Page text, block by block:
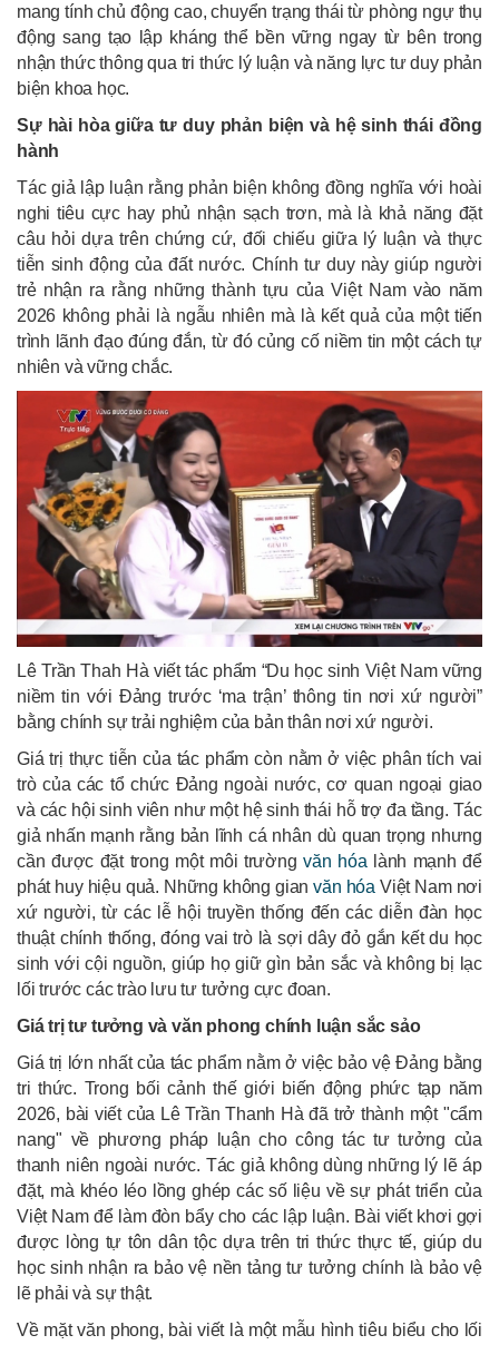
mang tính chủ động cao, chuyển trạng thái từ phòng ngự thụ
động sang tạo lập kháng thể bền vững ngay từ bên trong
nhận thức thông qua tri thức lý luận và năng lực tư duy phản
biện khoa học.
Sự hài hòa giữa tư duy phản biện và hệ sinh thái đồng
hành
Tác giả lập luận rằng phản biện không đồng nghĩa với hoài
nghi tiêu cực hay phủ nhận sạch trơn, mà là khả năng đặt
câu hỏi dựa trên chứng cứ, đối chiếu giữa lý luận và thực
tiễn sinh động của đất nước. Chính tư duy này giúp người
trẻ nhận ra rằng những thành tựu của Việt Nam vào năm
2026 không phải là ngẫu nhiên mà là kết quả của một tiến
trình lãnh đạo đúng đắn, từ đó củng cố niềm tin một cách tự
nhiên và vững chắc.
Lê Trần Thah Hà viết tác phẩm “Du học sinh Việt Nam vững
niềm tin với Đảng trước ‘ma trận’ thông tin nơi xứ người”
bằng chính sự trải nghiệm của bản thân nơi xứ người.
Giá trị thực tiễn của tác phẩm còn nằm ở việc phân tích vai
trò của các tổ chức Đảng ngoài nước, cơ quan ngoại giao
và các hội sinh viên như một hệ sinh thái hỗ trợ đa tầng. Tác
giả nhấn mạnh rằng bản lĩnh cá nhân dù quan trọng nhưng
cần được đặt trong một môi trườngvăn hóa lành mạnh để
phát huy hiệu quả. Những không gianvăn hóa Việt Nam nơi
xứ người, từ các lễ hội truyền thống đến các diễn đàn học
thuật chính thống, đóng vai trò là sợi dây đỏ gắn kết du học
sinh với cội nguồn, giúp họ giữ gìn bản sắc và không bị lạc
lối trước các trào lưu tư tưởng cực đoan.
Giá trị tư tưởng và văn phong chính luận sắc sảo
Giá trị lớn nhất của tác phẩm nằm ở việc bảo vệ Đảng bằng
tri thức. Trong bối cảnh thế giới biến động phức tạp năm
2026, bài viết của Lê Trần Thanh Hà đã trở thành một "cẩm
nang" về phương pháp luận cho công tác tư tưởng của
thanh niên ngoài nước. Tác giả không dùng những lý lẽ áp
đặt, mà khéo léo lồng ghép các số liệu về sự phát triển của
Việt Nam để làm đòn bẩy cho các lập luận. Bài viết khơi gợi
được lòng tự tôn dân tộc dựa trên tri thức thực tế, giúp du
học sinh nhận ra bảo vệ nền tảng tư tưởng chính là bảo vệ
lẽ phải và sự thật.
Về mặt văn phong, bài viết là một mẫu hình tiêu biểu cho lối